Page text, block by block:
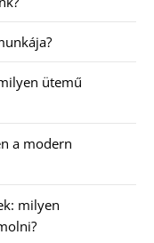
ütemű
a modern
milyen